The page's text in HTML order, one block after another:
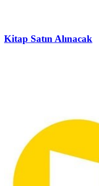
Kitap Satın Alınacak